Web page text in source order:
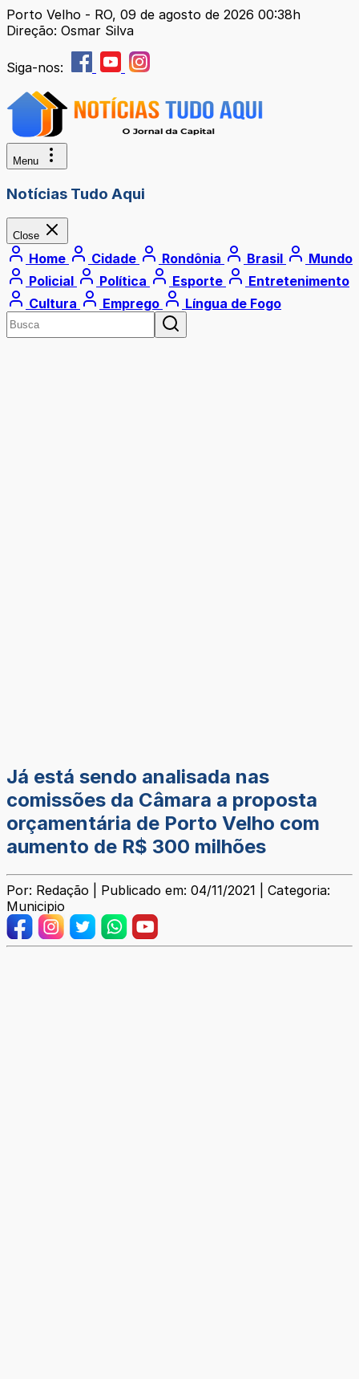
Porto Velho - RO, 09 de agosto de 2026 00:38h
Direção: Osmar Silva
Siga-nos:
Menu
Notícias Tudo Aqui
Close
Home Cidade Rondônia Brasil
Mundo
Policial
Política Esporte
Entretenimento
Cultura
Emprego Língua de Fogo
Já está sendo analisada nas
comissões da Câmara a proposta
orçamentária de Porto Velho com
aumento de R$ 300 milhões
Por: Redação | Publicado em: 04/11/2021 | Categoria:
Municipio